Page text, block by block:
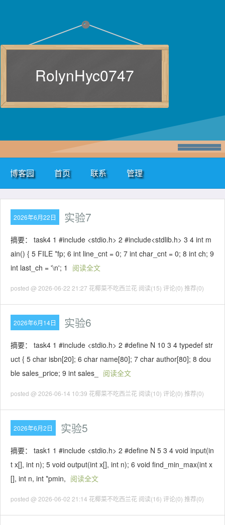
RolynHyc0747
博客园 首页 联系 管理
2026年6月22日 实验7
摘要： task4 1 #include <stdio.h> 2 #include<stdlib.h> 3 4 int m
ain() { 5 FILE *fp; 6 int line_cnt = 0; 7 int char_cnt = 0; 8 int ch; 9
int last_ch = '\n'; 1
阅读全文
posted @ 2026-06-22 21:27 花椰菜不吃西兰花 阅读(15) 评论(0) 推荐(0)
2026年6月14日 实验6
摘要： task4 1 #include <stdio.h> 2 #define N 10 3 4 typedef str
uct { 5 char isbn[20]; 6 char name[80]; 7 char author[80]; 8 dou
ble sales_price; 9 int sales_
阅读全文
posted @ 2026-06-14 10:39 花椰菜不吃西兰花 阅读(10) 评论(0) 推荐(0)
2026年6月2日 实验5
摘要： task1 1 #include <stdio.h> 2 #define N 5 3 4 void input(in
t x[], int n); 5 void output(int x[], int n); 6 void find_min_max(int x
[], int n, int *pmin, 阅读全文
posted @ 2026-06-02 21:14 花椰菜不吃西兰花 阅读(16) 评论(0) 推荐(0)